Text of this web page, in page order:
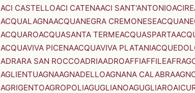
ACI CASTELLOACI CATENAACI SANT'ANTONIO
ACQUALAGNAACQUANEGRA CREMONESE
ACQUAROACQUASANTA TERMEACQUASPARTA
ACQUAVIVA PICENAACQUAVIVA PLATANI
ADRARA SAN ROCCOADRIAADROAFFIAFFILE
AGLIENTUAGNAAGNADELLOAGNANA CALABRA
AGRIGENTOAGROPOLIAGUGLIANOAGUGLIARO